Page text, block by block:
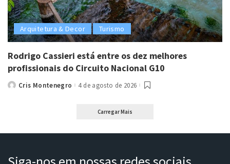
Arquitetura & Decor Turismo
Rodrigo Cassieri está entre os dez melhores
profissionais do Circuito Nacional G10
PostedCris Montenegro 4 de agosto de 2026
Carregar Mais